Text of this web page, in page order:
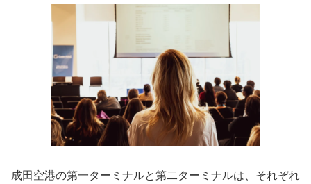
成田空港の第一ターミナルと第二ターミナルは、それぞれ